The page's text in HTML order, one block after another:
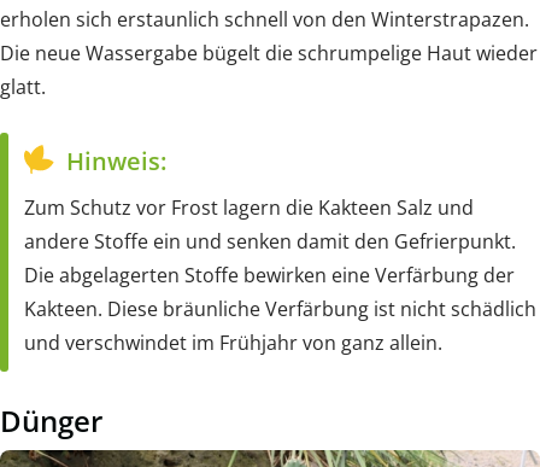
erholen sich erstaunlich schnell von den Winterstrapazen.
Die neue Wassergabe bügelt die schrumpelige Haut wieder
glatt.
Hinweis:
Zum Schutz vor Frost lagern die Kakteen Salz und
andere Stoffe ein und senken damit den Gefrierpunkt.
Die abgelagerten Stoffe bewirken eine Verfärbung der
Kakteen. Diese bräunliche Verfärbung ist nicht schädlich
und verschwindet im Frühjahr von ganz allein.
Dünger